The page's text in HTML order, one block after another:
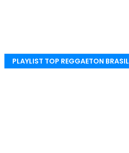
PLAYLIST TOP REGGAETON BRASIL